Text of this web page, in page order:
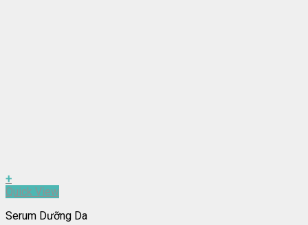
+
Quick View
Serum Dưỡng Da